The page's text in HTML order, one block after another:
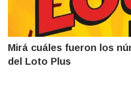
Mirá cuáles fueron los
del Loto Plus